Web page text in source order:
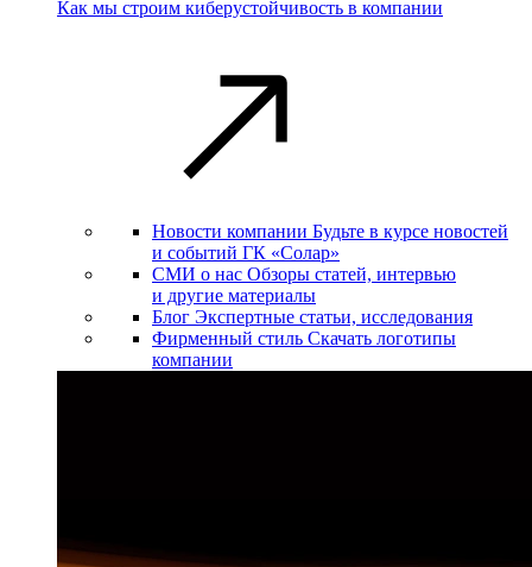
Как мы строим киберустойчивость в компании
Новости компании Будьте в курсе новостей
и событий ГК «Солар»
СМИ о нас Обзоры статей, интервью
и другие материалы
Блог Экспертные статьи, исследования
Фирменный стиль Скачать логотипы
компании